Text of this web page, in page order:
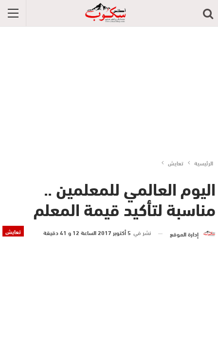
الرئيسية تعايش
اليوم العالمي للمعلمين ..
مناسبة لتأكيد قيمة المعلم
تعايش إدارة الموقع نشر في 5 أكتوبر 2017 الساعة 12 و 41 دقيقة